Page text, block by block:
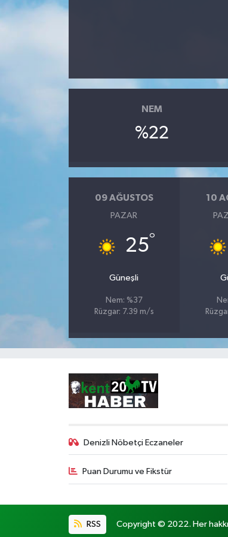
NEM
%22
09 AĞUSTOS
PAZAR
25°
Güneşli
Nem: %37
Rüzgar: 7.39 m/s
10
Denizli Nöbetçi Eczaneler
Puan Durumu ve Fikstür
RSS Copyright © 2022. Her hakkı